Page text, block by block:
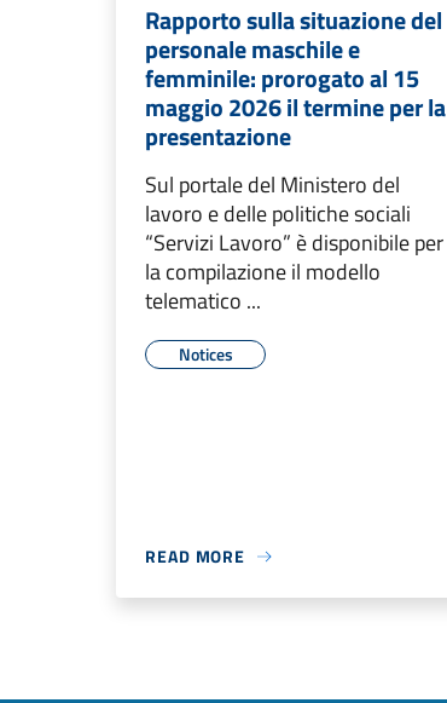
Rapporto sulla situazione del
personale maschile e
femminile: prorogato al 15
maggio 2026 il termine per la
presentazione
Sul portale del Ministero del
lavoro e delle politiche sociali
“Servizi Lavoro” è disponibile per
la compilazione il modello
telematico ...
Notices
READ MORE